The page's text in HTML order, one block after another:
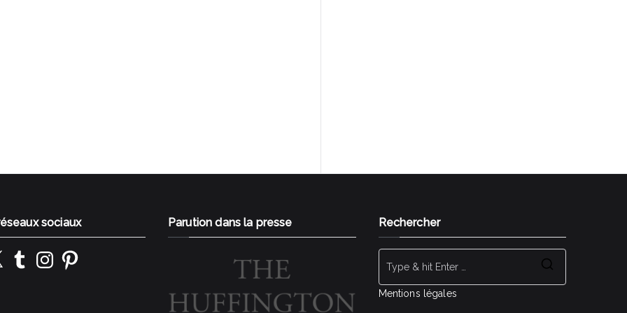
sociaux
TumblrInstagramPinterest
Parution dans la presse Rechercher
Mentions légales